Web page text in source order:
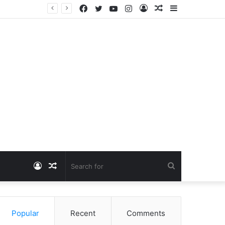
Sidebar
Random
Log
Instagram
YouTube
Twitter
Facebook
for
Random
Article
Log
In
Popular Recent Comments